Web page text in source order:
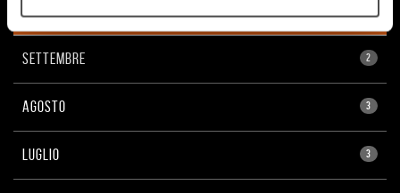
OTTOBRE
2
SETTEMBRE
3
AGOSTO
3
LUGLIO